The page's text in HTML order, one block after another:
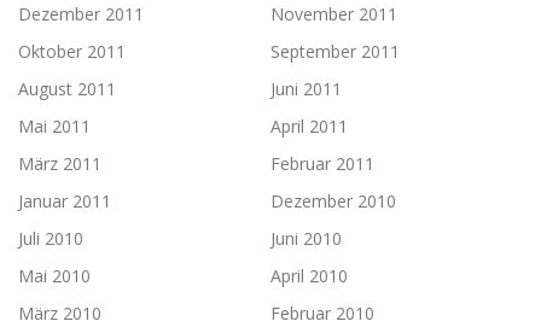
Dezember 2011
November 2011
Oktober 2011
September 2011
August 2011
Juni 2011
Mai 2011
April 2011
März 2011
Februar 2011
Januar 2011
Dezember 2010
Juli 2010
Juni 2010
Mai 2010
April 2010
März 2010
Februar 2010